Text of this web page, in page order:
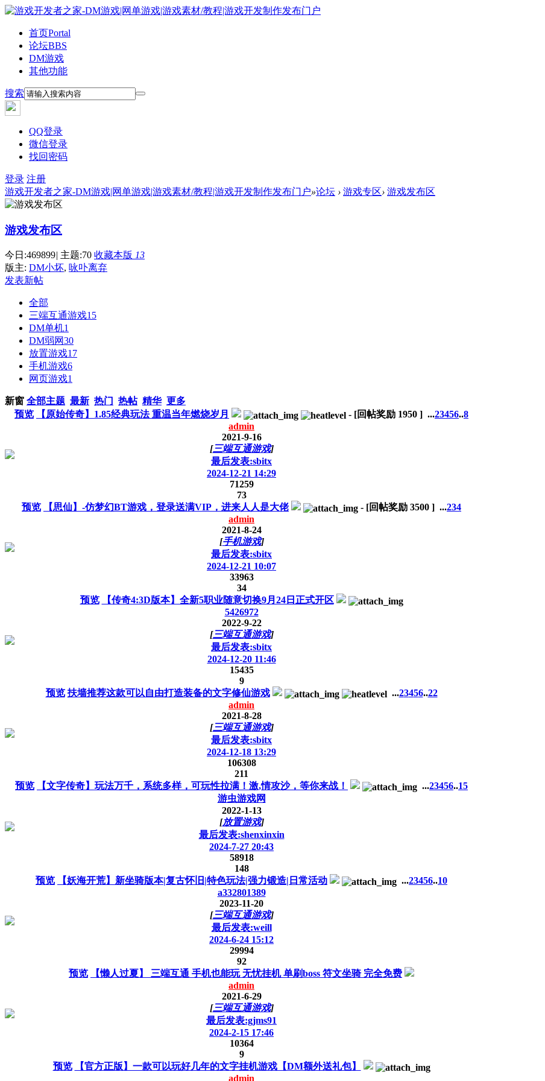
首页Portal
论坛BBS
DM游戏
其他功能
搜索
QQ登录
微信登录
找回密码
登录 注册
游戏开发者之家-DM游戏|网单游戏|游戏素材/教程|游戏开发制作发布门户»论坛 › 游戏专区› 游戏发布区
游戏发布区
今日:469899| 主题:70 收藏本版 13
版主: DM小坏, 咏卟离弃
发表新帖
全部
三端互通游戏15
DM单机1
DM弱网30
放置游戏17
手机游戏6
网页游戏1
新窗 全部主题 最新 热门 热帖 精华 更多
预览
【原始传奇】1.85经典玩法 重温当年燃烧岁月 - [回帖奖励 1950 ] ...23456..8
admin
2021-9-16
[三端互通游戏]
最后发表:sbitx
2024-12-21 14:29
71259
73
预览
【思仙】-仿梦幻BT游戏，登录送满VIP，进来人人是大佬 - [回帖奖励 3500 ] ...234
admin
2021-8-24
[手机游戏]
最后发表:sbitx
2024-12-21 10:07
33963
34
预览
【传奇4:3D版本】全新5职业随意切换9月24日正式开区
5426972
2022-9-22
[三端互通游戏]
最后发表:sbitx
2024-12-20 11:46
15435
9
预览 扶墙推荐这款可以自由打造装备的文字修仙游戏 ...23456..22
admin
2021-8-28
[三端互通游戏]
最后发表:sbitx
2024-12-18 13:29
106308
211
预览
【文字传奇】玩法万千，系统多样，可玩性拉满！激,情攻沙，等你来战！ ...23456..15
游虫游戏网
2022-1-13
[放置游戏]
最后发表:shenxinxin
2024-7-27 20:43
58918
148
预览
【妖海开荒】新坐骑版本|复古怀旧|特色玩法|强力锻造|日常活动 ...23456..10
a332801389
2023-11-20
[三端互通游戏]
最后发表:weill
2024-6-24 15:12
29994
92
预览
【懒人过夏】 三端互通 手机也能玩 无忧挂机 单刷boss 符文坐骑 完全免费
admin
2021-6-29
[三端互通游戏]
最后发表:gjms91
2024-2-15 17:46
10364
9
预览
【官方正版】一款可以玩好几年的文字挂机游戏【DM额外送礼包】
admin